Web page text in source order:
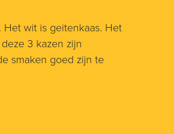
Het wit is geitenkaas. Het
3 kazen zijn
smaken goed zijn te